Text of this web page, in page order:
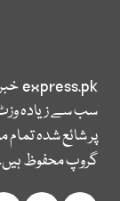
express.pk
سب سے زیادہ
پر شائع شدہ
گروپ محفوظ